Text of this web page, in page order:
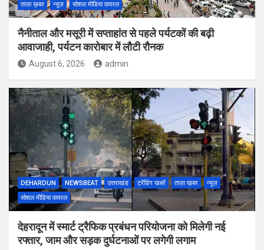
ताज़ा ख़बर
न्यूज़ सोशल मीडिया वायरल
नैनीताल और मसूरी में सप्ताहांत से पहले पर्यटकों की बढ़ी
आवाजाही, पर्यटन कारोबार में लौटी रौनक
August 6, 2026 admin
DEHARDUN NEWSBEAT उत्तराखंड ट्रेंडिंग खबरें ताज़ा ख़बर
न्यूज़
सोशल मीडिया वायरल
देहरादून में स्मार्ट ट्रैफिक प्रबंधन परियोजना को मिलेगी नई
रफ्तार, जाम और सड़क दुर्घटनाओं पर लगेगी लगाम